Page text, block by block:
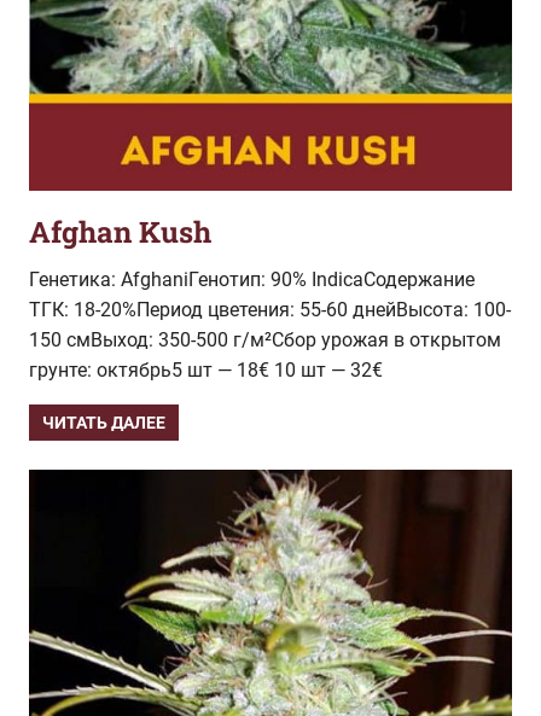
Afghan Kush
Генетика: AfghaniГенотип: 90% IndicaСодержание
ТГК: 18-20%Период цветения: 55-60 днейВысота: 100-
150 смВыход: 350-500 г/м²Сбор урожая в открытом
грунте: октябрь5 шт — 18€ 10 шт — 32€
ЧИТАТЬ ДАЛЕЕ